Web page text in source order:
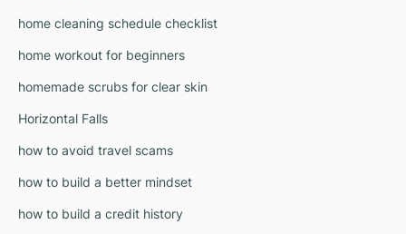
home cleaning schedule checklist
home workout for beginners
homemade scrubs for clear skin
Horizontal Falls
how to avoid travel scams
how to build a better mindset
how to build a credit history